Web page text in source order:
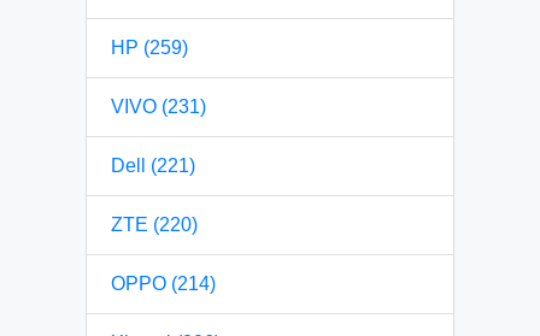
HP (259)
VIVO (231)
Dell (221)
ZTE (220)
OPPO (214)